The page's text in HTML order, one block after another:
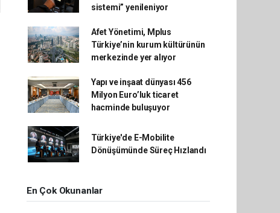
sistemi” yenileniyor
Afet Yönetimi, Mplus
Türkiye’nin kurum kültürünün
merkezinde yer alıyor
Yapı ve inşaat dünyası 456
Milyon Euro’luk ticaret
hacminde buluşuyor
Türkiye'de E-Mobilite
Dönüşümünde Süreç Hızlandı
En Çok Okunanlar